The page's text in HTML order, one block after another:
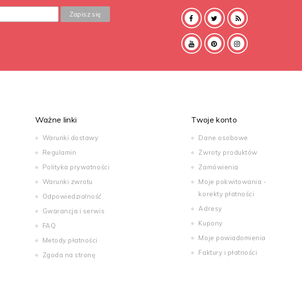
Ważne linki
Warunki dostawy
Regulamin
Polityka prywatności
Warunki zwrotu
Odpowiedzialność
Gwarancja i serwis
FAQ
Metody płatności
Zgoda na stronę
Twoje konto
Dane osobowe
Zwroty produktów
Zamówienia
Moje pokwitowania -
korekty płatności
Adresy
Kupony
Moje powiadomienia
Faktury i płatności
avec les réglementations. Personnalisez vos préférences pour contrôler la manière